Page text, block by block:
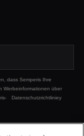
dass Semperis Ihre
Werbeinformationen über
Datenschutzrichtliniey